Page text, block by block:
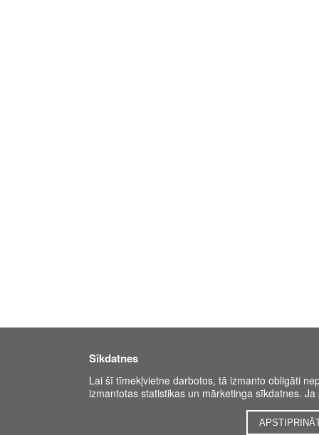
Sīkdatnes
Lai šī tīmekļvietne darbotos, tā izmanto obligāti
izmantotas statistikas un mārketinga sīkdatnes.